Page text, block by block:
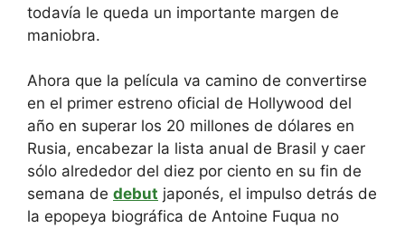
todavía le queda un importante margen de
maniobra.
Ahora que la película va camino de convertirse
en el primer estreno oficial de Hollywood del
año en superar los 20 millones de dólares en
Rusia, encabezar la lista anual de Brasil y caer
sólo alrededor del diez por ciento en su fin de
semana de debut japonés, el impulso detrás de
la epopeya biográfica de Antoine Fuqua no